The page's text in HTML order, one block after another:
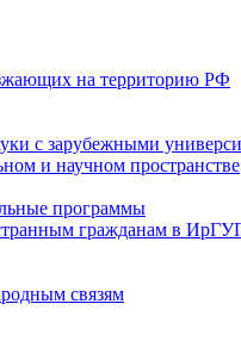
на территорию РФ
с зарубежными
и научном пространстве
программы
гражданам в
связям